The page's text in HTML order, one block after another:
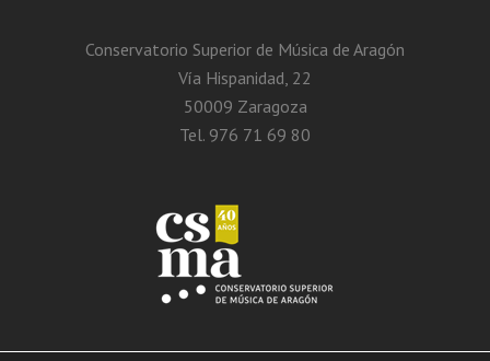
Conservatorio Superior de Música de Aragón
Vía Hispanidad, 22
50009 Zaragoza
Tel. 976 71 69 80